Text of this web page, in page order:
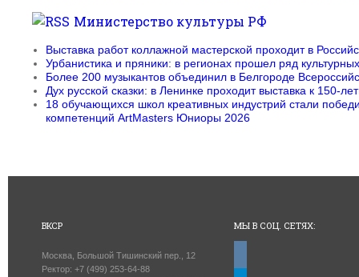
Министерство культуры РФ
Выставка работ коллажной мастерской проходит в
Урбанистика и пряники: в регионах прошел ряд
Более 200 музыкантов объединил в Белгороде
Дух русской сказки: в Ленинке проходит выставка к 150-
18 обучающихся школ креативных индустрий стали
компетенций ArtMasters Юниоры 2026
ВКСР
Москва, Большой Тишинский пер., 12
Ректор: +7 (499) 253-64-88
МЫ В СОЦ. СЕТЯХ: